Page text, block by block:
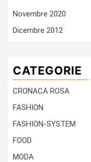
Novembre 2020
Dicembre 2012
CATEGORIE
CRONACA ROSA
FASHION
FASHION-SYSTEM
FOOD
MODA